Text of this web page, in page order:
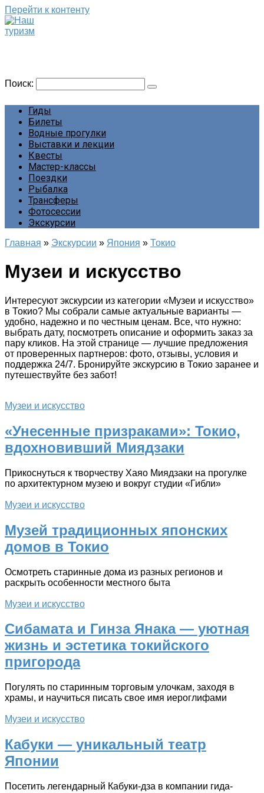
Перейти к контенту
Поиск:
Гиды
Билеты
Водные прогулки
Выставки и лекции
Квесты
Мастер-классы
Поездки
Рыбалка
Трансферы
Фотосессии
Экскурсии
Главная » Экскурсии » Япония » Токио
Музеи и искусство
Интересуют экскурсии из категории «Музеи и искусство»
в Токио? Мы собрали самые актуальные варианты —
удобно, надежно и по честным ценам. Все, что нужно:
выбрать дату, посмотреть описание и оформить заказ за
пару кликов. На этой странице — лучшие предложения
от проверенных партнеров: фото, отзывы, условия и
поддержка 24/7. Бронируйте экскурсию в Токио заранее и
путешествуйте без забот!
Музеи и искусство
«Унесенные призраками»: Токио,
вдохновивший Миядзаки
Прикоснуться к творчеству Хаяо Миядзаки на прогулке
по архитектурном музею и вокруг студии «Гибли»
Музеи и искусство
Музей традиционных японских
домов в Токио
Осмотреть старинные дома из разных регионов и
раскрыть особенности местного быта
Музеи и искусство
Сибамата и Гинза Янака — уютная
жизнь и эстетика токийского
пригорода
Погулять по старинным торговым улочкам, заходя в
храмы, и научиться писать свое имя иероглифами
Музеи и искусство
Кабуки — уникальный театр
Японии
Посетить легендарный Кабуки-дза в компании гида-